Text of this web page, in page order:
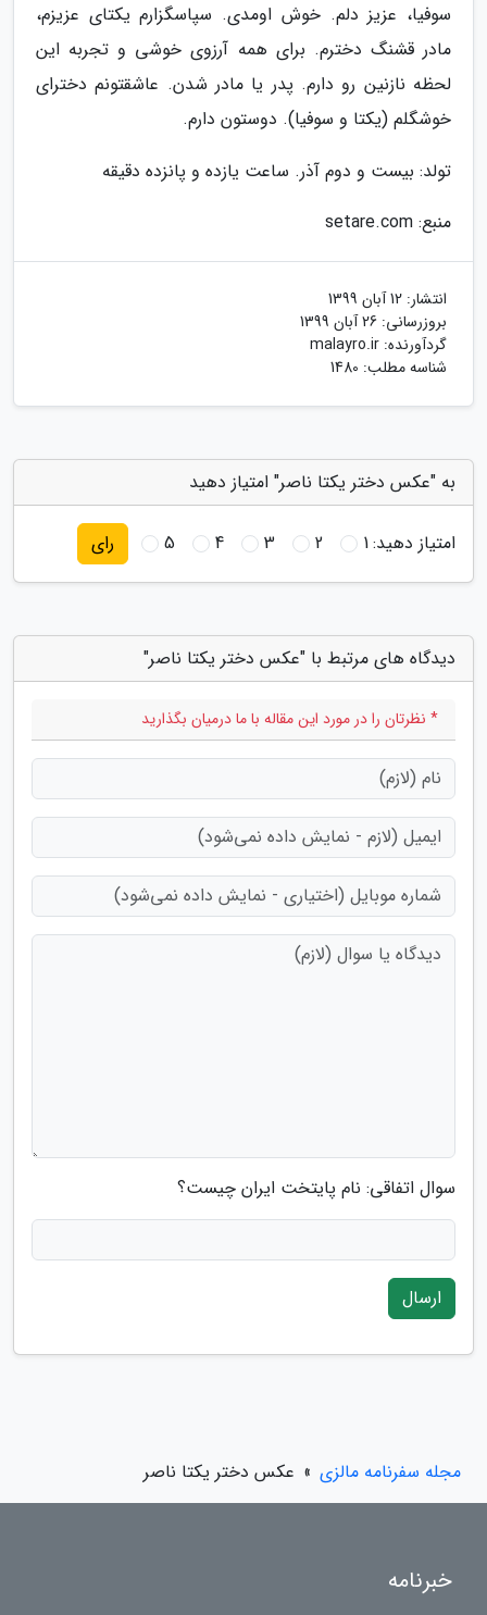
سوفیا، عزیز دلم. خوش اومدی. سپاسگزارم یکتای عزیزم،
مادر قشنگ دخترم. برای همه آرزوی خوشی و تجربه این
لحظه نازنین رو دارم. پدر یا مادر شدن. عاشقتونم دخترای
خوشگلم (یکتا و سوفیا). دوستون دارم.
تولد: بیست و دوم آذر. ساعت یازده و پانزده دقیقه
منبع: setare.com
انتشار: 12 آبان 1399
بروزرسانی: 26 آبان 1399
گردآورنده: malayro.ir
شناسه مطلب: 1480
به "عکس دختر یکتا ناصر" امتیاز دهید
امتیاز دهید:1
2
3
4
5 رای
دیدگاه های مرتبط با "عکس دختر یکتا ناصر"
* نظرتان را در مورد این مقاله با ما درمیان بگذارید
سوال اتفاقی: نام پایتخت ایران چیست؟
ارسال
مجله سفرنامه مالزی » عکس دختر یکتا ناصر
خبرنامه